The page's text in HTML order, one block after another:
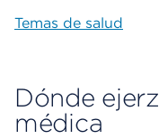
Temas de salud
Dónde
médica